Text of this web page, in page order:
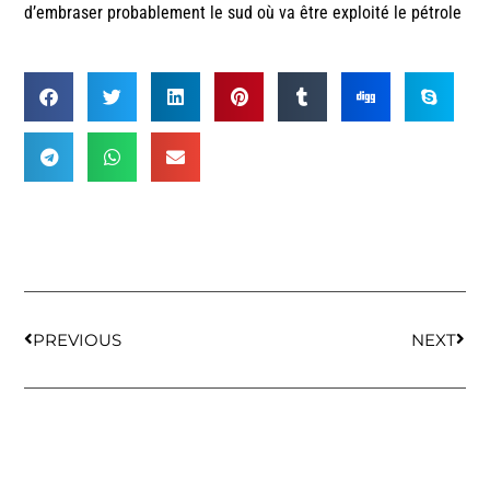
d’embraser probablement le sud où va être exploité le pétrole
PREVIOUS NEXT